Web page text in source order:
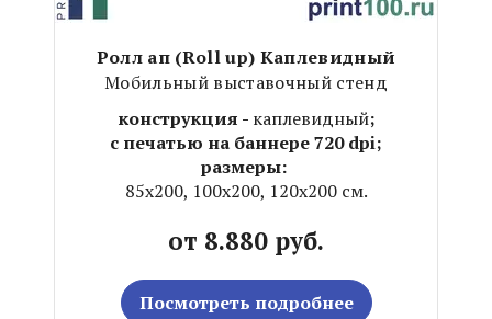
Ролл ап (Roll up) Каплевидный
Мобильный выставочный стенд
конструкция - каплевидный;
с печатью на баннере 720 dpi;
размеры:
85х200, 100х200, 120х200 см.
от 8.880 руб.
Посмотреть подробнее